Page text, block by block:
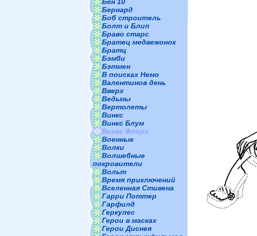
Бернард
Боб строитель
Болт и Блип
Браво старс
Братец медвежонок
Братц
Бэмби
Бэтмен
В поисках Немо
Валентинов день
Вверх
Ведьмы
Вертолеты
Винкс
Винкс Блум
Винкс Флора
Военные
Волки
Волшебные
покровители
Вольт
Время приключений
Вселенная Стивена
Гарри Поттер
Гарфилд
Геркулес
Герои в масках
Герои Диснея